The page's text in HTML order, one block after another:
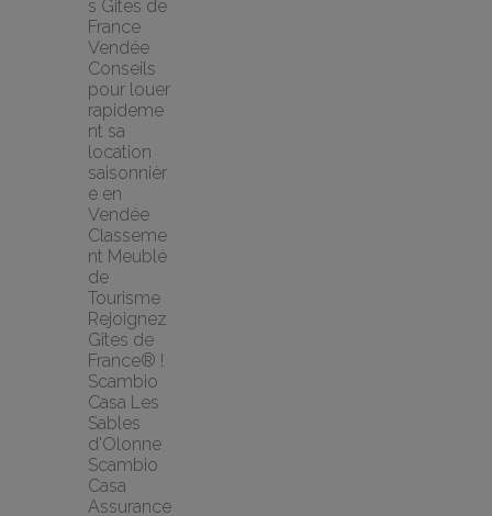
s Gites de
France
Vendée
Conseils
pour louer
rapideme
nt sa
location
saisonnièr
e en
Vendée
Classeme
nt Meublé
de
Tourisme
Rejoignez
Gîtes de
France® !
Scambio
Casa Les
Sables
d'Olonne
Scambio
Casa
Assurance